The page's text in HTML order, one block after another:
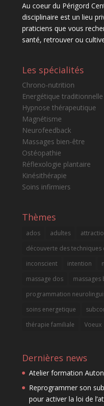
Au coeur du Périgord
disciplinaire est un lieu
praticiens que vous
santé, retrouver ou
Les spécialités
Chrono-nutrition
Energétique
Hypnose thérapeutique
Magnétisme
Neurofeedback
Massages bien-être
Ostéopathie
Réflexologie plantaire
Kinésithérapie
Soins infirmiers
Thèmes
ados adultes
découverte des techniques
inconscient
intention
massage dos
massages
programmation
soins energetique
thérapie familiale
Voeux
Dernières news
Atelier formation
Reprogrammer son
pour activer la loi de